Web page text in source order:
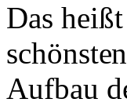
Das
Auf­bau